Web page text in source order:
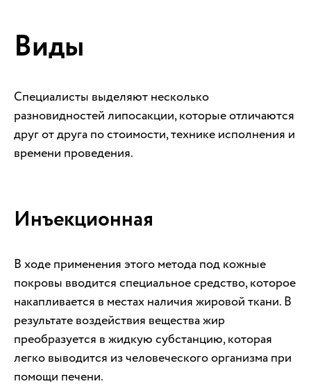
Виды
Специалисты выделяют несколько
разновидностей липосакции, которые отличаются
друг от друга по стоимости, технике исполнения и
времени проведения.
Инъекционная
В ходе применения этого метода под кожные
покровы вводится специальное средство, которое
накапливается в местах наличия жировой ткани. В
результате воздействия вещества жир
преобразуется в жидкую субстанцию, которая
легко выводится из человеческого организма при
помощи печени.